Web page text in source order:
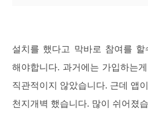
설치를 했다고 막바로 참여를
해야합니다. 과거에는 가입하는
직관적이지 않았습니다. 근데 앱
천지개벽 했습니다. 많이 쉬어졌